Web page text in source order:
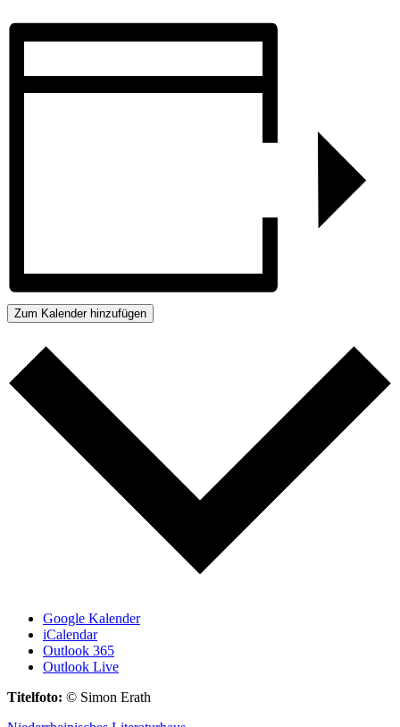
Zum Kalender hinzufügen
Google Kalender
iCalendar
Outlook 365
Outlook Live
Titelfoto: © Simon Erath